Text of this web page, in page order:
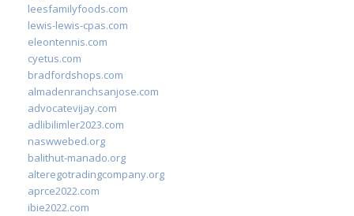
leesfamilyfoods.com
lewis-lewis-cpas.com
eleontennis.com
cyetus.com
bradfordshops.com
almadenranchsanjose.com
advocatevijay.com
adlibilimler2023.com
naswwebed.org
balithut-manado.org
alteregotradingcompany.org
aprce2022.com
ibie2022.com